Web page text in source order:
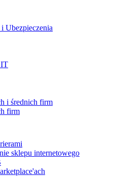
Ubezpieczenia
IT
i średnich firm
firm
sklepu internetowego